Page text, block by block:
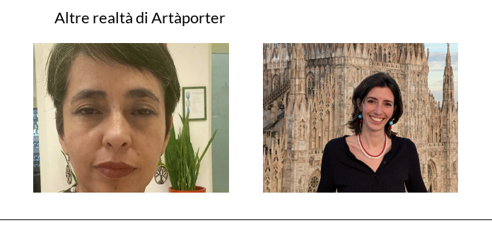
Progetti correlati